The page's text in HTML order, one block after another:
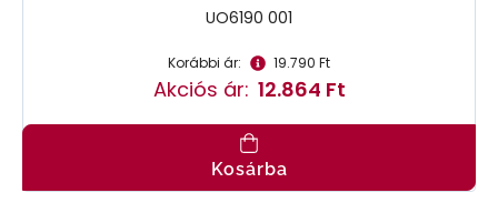
UO6190 001
Korábbi ár: 19.790 Ft
Akciós ár: 12.864 Ft
Kosárba